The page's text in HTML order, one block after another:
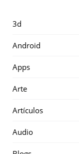
3d
Android
Apps
Arte
Artículos
Audio